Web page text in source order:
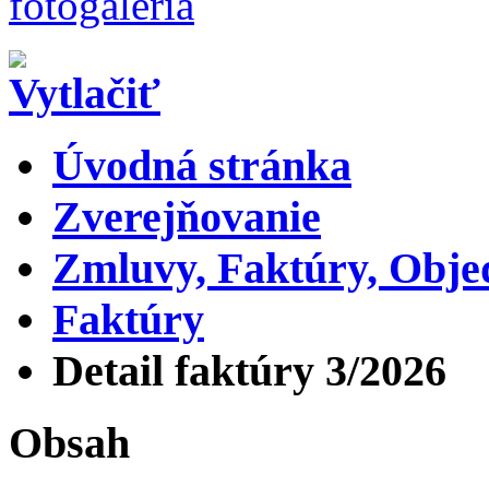
Úvodná stránka
Zverejňovanie
Zmluvy, Faktúry,
Faktúry
Detail faktúry 3/2026
Obsah